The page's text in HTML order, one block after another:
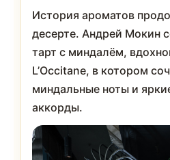
История ароматов
десерте. Андрей Мокин
тарт с миндалём,
L’Occitane, в котором
миндальные ноты и
аккорды.